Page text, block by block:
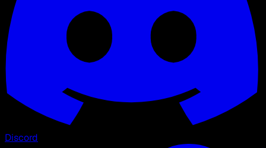
Discord